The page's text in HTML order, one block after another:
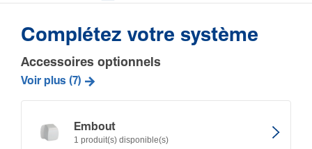
Complétez votre système
Accessoires optionnels
Voir plus (7)
Embout
1 produit(s) disponible(s)